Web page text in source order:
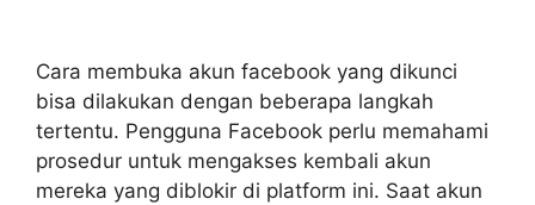
Cara membuka akun facebook yang dikunci
bisa dilakukan dengan beberapa langkah
tertentu. Pengguna Facebook perlu memahami
prosedur untuk mengakses kembali akun
mereka yang diblokir di platform ini. Saat akun